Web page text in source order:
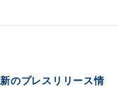
のプレスリリース情